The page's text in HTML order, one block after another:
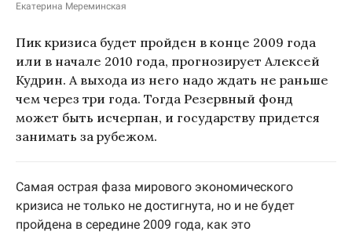
Екатерина Мереминская
Пик кризиса будет пройден в конце 2009 года
или в начале 2010 года, прогнозирует Алексей
Кудрин. А выхода из него надо ждать не раньше
чем через три года. Тогда Резервный фонд
может быть исчерпан, и государству придется
занимать за рубежом.
Самая острая фаза мирового экономического
кризиса не только не достигнута, но и не будет
пройдена в середине 2009 года, как это